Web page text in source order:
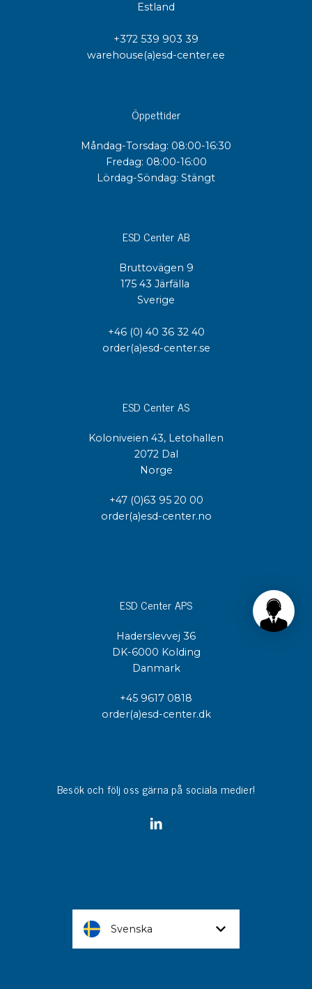
Estland
+372 539 903 39
warehouse(a)esd-center.ee
Öppettider
Måndag-Torsdag: 08:00-16:30
Fredag: 08:00-16:00
Lördag-Söndag: Stängt
ESD Center AB
Bruttovägen 9
175 43 Järfälla
Sverige
+46 (0) 40 36 32 40
order(a)esd-center.se
ESD Center AS
Koloniveien 43, Letohallen
2072 Dal
Norge
+47 (0)63 95 20 00
order(a)esd-center.no
ESD Center APS
Haderslevvej 36
DK-6000 Kolding
Danmark
+45 9617 0818
order(a)esd-center.dk
Besök och följ oss gärna på sociala medier!
Svenska